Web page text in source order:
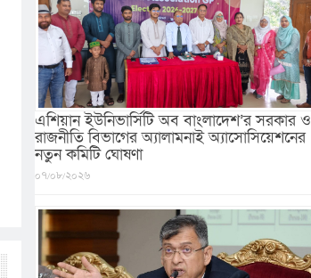
এশিয়ান ইউনিভার্সিটি অব বাংলাদেশ’র সরকার ও
রাজনীতি বিভাগের অ্যালামনাই অ্যাসোসিয়েশনের
নতুন কমিটি ঘোষণা
০৭/০৮/২০২৬